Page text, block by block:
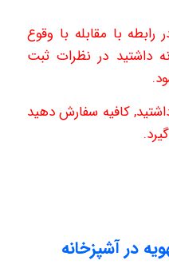
رابطه با مقابله با وقوع
داشتید در نظرات ثبت
کافیه سفارش دهید
در آشپزخانه